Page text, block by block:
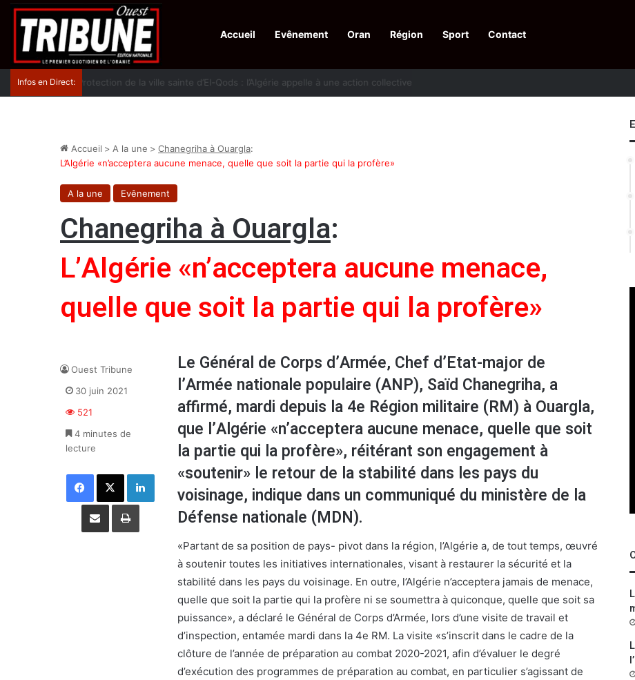
Accueil Evênement Oran Région Sport Contact
Infos en Direct: Protection de la ville sainte d’El-Qods : l’Algérie appelle à une action collective
Accueil > A la une > Chanegriha à Ouargla:
L’Algérie «n’acceptera aucune menace, quelle que soit la partie qui la profère»
A la une Evênement
Chanegriha à Ouargla:
L’Algérie «n’acceptera aucune menace,
quelle que soit la partie qui la profère»
Le Général de Corps d’Armée, Chef d’Etat-major de
l’Armée nationale populaire (ANP), Saïd Chanegriha, a
affirmé, mardi depuis la 4e Région militaire (RM) à Ouargla,
que l’Algérie «n’acceptera aucune menace, quelle que soit
la partie qui la profère», réitérant son engagement à
«soutenir» le retour de la stabilité dans les pays du
voisinage, indique dans un communiqué du ministère de la
Défense nationale (MDN).
«Partant de sa position de pays- pivot dans la région, l’Algérie a, de tout temps, œuvré
à soutenir toutes les initiatives internationales, visant à restaurer la sécurité et la
stabilité dans les pays du voisinage. En outre, l’Algérie n’acceptera jamais de menace,
quelle que soit la partie qui la profère ni se soumettra à quiconque, quelle que soit sa
puissance», a déclaré le Général de Corps d’Armée, lors d’une visite de travail et
d’inspection, entamée mardi dans la 4e RM. La visite «s’inscrit dans le cadre de la
clôture de l’année de préparation au combat 2020-2021, afin d’évaluer le degré
d’exécution des programmes de préparation au combat, en particulier s’agissant de
Ouest Tribune
30 juin 2021
521
4 minutes de
lecture
Facebook X Linkedin
Partager par email Imprimer